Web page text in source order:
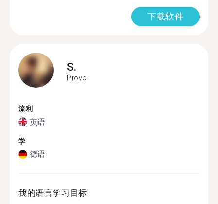
下载软件
S.
Provo
流利
英语
学
德语
我的语言学习目标